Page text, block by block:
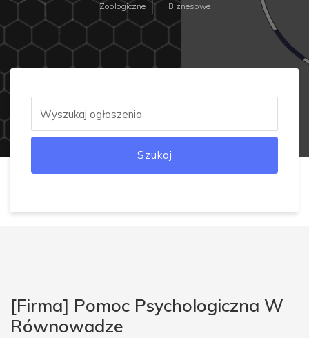
Zoologiczne
Biznesowe
Szukaj
[Firma] Pomoc Psychologiczna W
Równowadze